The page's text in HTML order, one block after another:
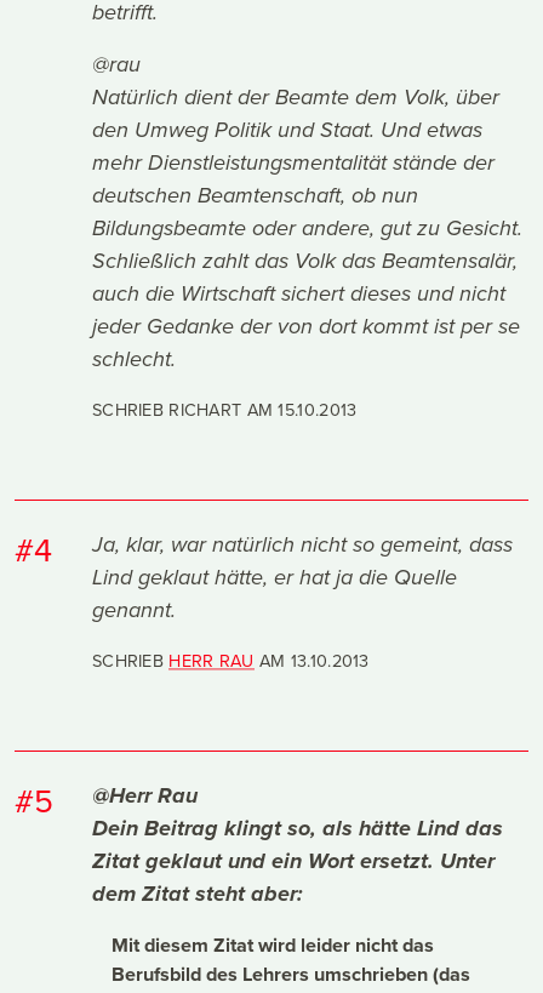
betrifft.
@rau
Natürlich dient der Beamte dem Volk, über
den Umweg Politik und Staat. Und etwas
mehr Dienstleistungsmentalität stände der
deutschen Beamtenschaft, ob nun
Bildungsbeamte oder andere, gut zu Gesicht.
Schließlich zahlt das Volk das Beamtensalär,
auch die Wirtschaft sichert dieses und nicht
jeder Gedanke der von dort kommt ist per se
schlecht.
SCHRIEB RICHART AM15.10.2013
#4
Ja, klar, war natürlich nicht so gemeint, dass
Lind geklaut hätte, er hat ja die Quelle
genannt.
SCHRIEB HERR RAU AM 13.10.2013
#5
@Herr Rau
Dein Beitrag klingt so, als hätte Lind das
Zitat geklaut und ein Wort ersetzt. Unter
dem Zitat steht aber:
Mit diesem Zitat wird leider nicht das
Berufsbild des Lehrers umschrieben (das